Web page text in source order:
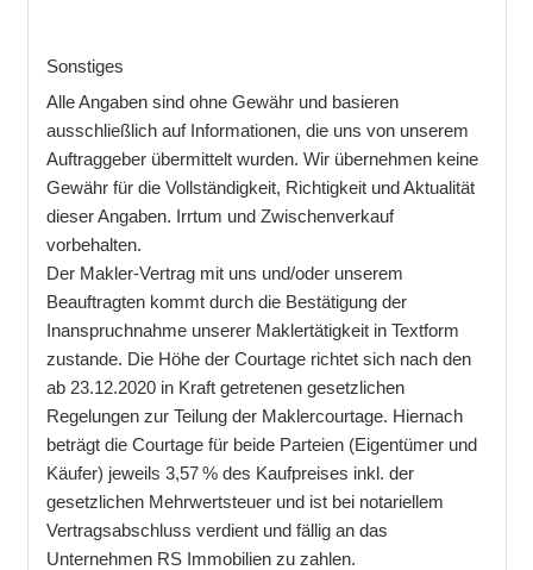
Sonstiges
Alle Angaben sind ohne Gewähr und basieren
ausschließlich auf Informationen, die uns von unserem
Auftraggeber übermittelt wurden. Wir übernehmen keine
Gewähr für die Vollständigkeit, Richtigkeit und Aktualität
dieser Angaben. Irrtum und Zwischenverkauf
vorbehalten.
Der Makler-Vertrag mit uns und/oder unserem
Beauftragten kommt durch die Bestätigung der
Inanspruchnahme unserer Maklertätigkeit in Textform
zustande. Die Höhe der Courtage richtet sich nach den
ab 23.12.2020 in Kraft getretenen gesetzlichen
Regelungen zur Teilung der Maklercourtage. Hiernach
beträgt die Courtage für beide Parteien (Eigentümer und
Käufer) jeweils 3,57 % des Kaufpreises inkl. der
gesetzlichen Mehrwertsteuer und ist bei notariellem
Vertragsabschluss verdient und fällig an das
Unternehmen RS Immobilien zu zahlen.